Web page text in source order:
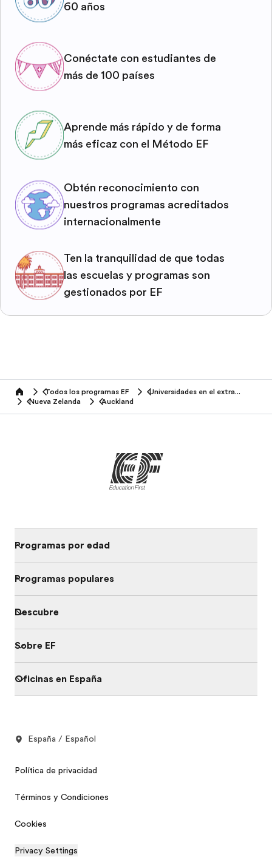
60 años
Conéctate con estudiantes de
más de 100 países
Aprende más rápido y de forma
más eficaz con el Método EF
Obtén reconocimiento con
nuestros programas acreditados
internacionalmente
Ten la tranquilidad de que todas
las escuelas y programas son
gestionados por EF
home Todos los programas EF
Universidades en el extranjero
Nueva Zelanda
Auckland
Programas por edad
Programas populares
Descubre
Sobre EF
Oficinas en España
España / Español
Política de privacidad
Términos y Condiciones
Cookies
Privacy Settings